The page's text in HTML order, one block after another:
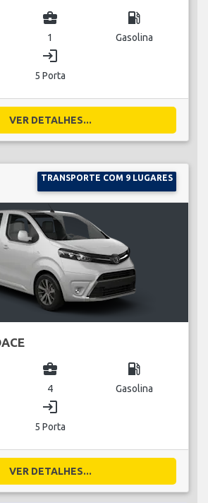
business_center
1
local_gas_station
Gasolina
login
5 Porta
VER DETALHES...
TRANSPORTE COM 9 LUGARES
business_center
4
local_gas_station
Gasolina
login
5 Porta
VER DETALHES...